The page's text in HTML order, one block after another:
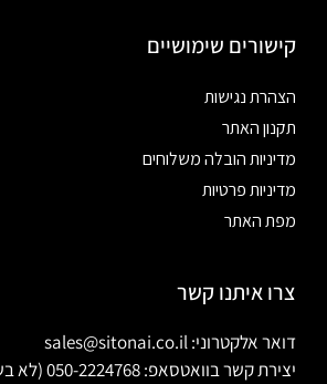
קישורים שימושיים
הצהרת נגישות
תקנון האתר
מדיניות הובלה משלוחים
מדיניות פרטיות
מפת האתר
צרו איתנו קשר
דואר אלקטרוני: sales@sitonai.co.il
יצירת קשר בוואטסאפ: 050-2224768 (לא בשבת וחגי ישראל)